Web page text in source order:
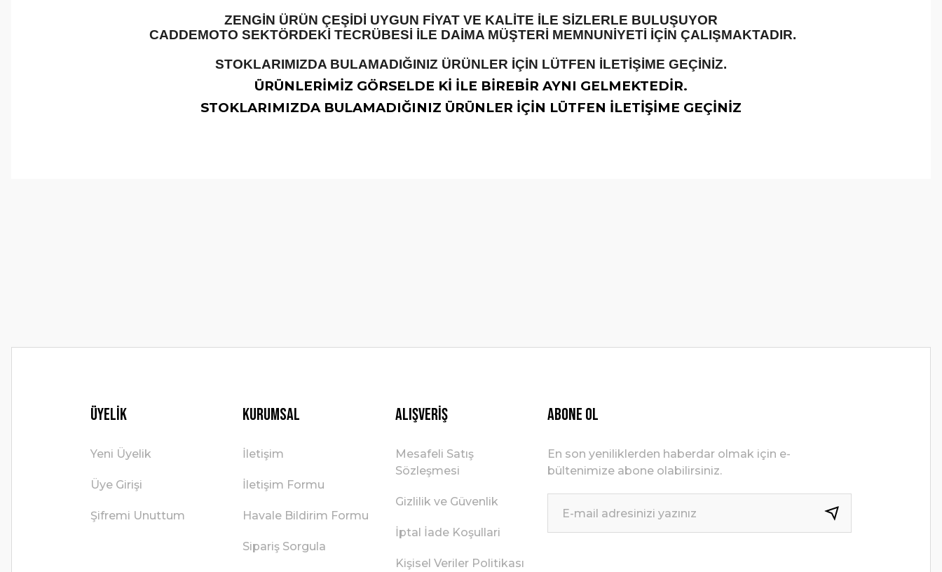
ZENGİN ÜRÜN ÇEŞİDİ UYGUN FİYAT VE KALİTE İLE SİZLERLE BULUŞUYOR
CADDEMOTO SEKTÖRDEKİ TECRÜBESİ İLE DAİMA MÜŞTERİ MEMNUNİYETİ İÇİN ÇALIŞMAKTADIR.
STOKLARIMIZDA BULAMADIĞINIZ ÜRÜNLER İÇİN LÜTFEN İLETİŞİME GEÇİNİZ.
ÜRÜNLERİMİZ GÖRSELDE Kİ İLE BİREBİR AYNI GELMEKTEDİR.
STOKLARIMIZDA BULAMADIĞINIZ ÜRÜNLER İÇİN LÜTFEN İLETİŞİME GEÇİNİZ
Üyelik
Yeni Üyelik
Üye Girişi
Şifremi Unuttum
Kurumsal
İletişim
İletişim Formu
Havale Bildirim Formu
Sipariş Sorgula
Alışveriş
Mesafeli Satış
Sözleşmesi
Gizlilik ve Güvenlik
İptal İade Koşullari
Kişisel Veriler Politikası
ABONE OL
En son yeniliklerden haberdar olmak için e-
bültenimize abone olabilirsiniz.